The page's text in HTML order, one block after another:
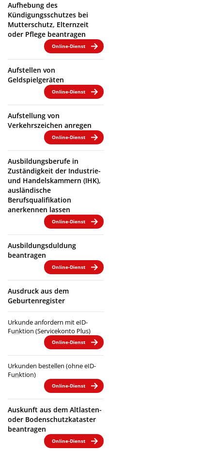
Aufhebung des
Kündigungsschutzes bei
Mutterschutz, Elternzeit
oder Pflege beantragen
Online-Dienst
Aufstellen von
Geldspielgeräten
Online-Dienst
Aufstellung von
Verkehrszeichen anregen
Online-Dienst
Ausbildungsberufe in
Zuständigkeit der Industrie-
und Handelskammern (IHK),
ausländische
Berufsqualifikation
anerkennen lassen
Online-Dienst
Ausbildungsduldung
beantragen
Online-Dienst
Ausdruck aus dem
Geburtenregister
Urkunde anfordern mit eID-
Funktion (Servicekonto Plus)
Online-Dienst
Urkunden bestellen (ohne eID-
Funktion)
Online-Dienst
Auskunft aus dem Altlasten-
oder Bodenschutzkataster
beantragen
Online-Dienst